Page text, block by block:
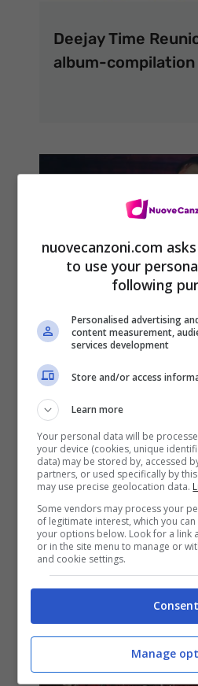
Deejay Time
album-compilation
tra tante, canzone
2015 di Radio
Cremonini: testo e
ufficiale
nuovecanzoni.com
to use your
following
Personalised advertising
content measurement,
services development
Store and/or access
Learn more
Your personal data will be
your device (cookies, unique
data) may be stored by, accessed
partners, or used specifically by
may use precise geolocation data.
Some vendors may process your
of legitimate interest, which you
your options below. Look for a link
or in the site menu to manage or
and cookie settings.
Consent
Manage